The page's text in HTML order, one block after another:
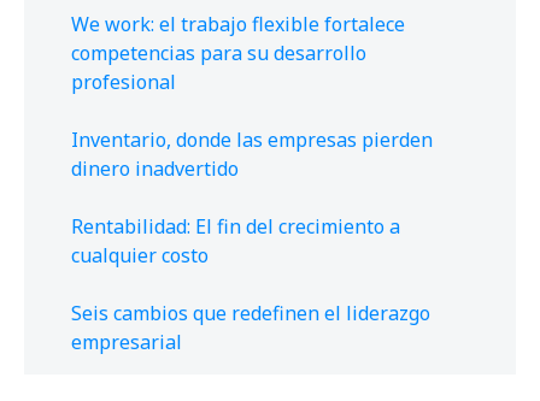
We work: el trabajo flexible fortalece
competencias para su desarrollo
profesional
Inventario, donde las empresas pierden
dinero inadvertido
Rentabilidad: El fin del crecimiento a
cualquier costo
Seis cambios que redefinen el liderazgo
empresarial